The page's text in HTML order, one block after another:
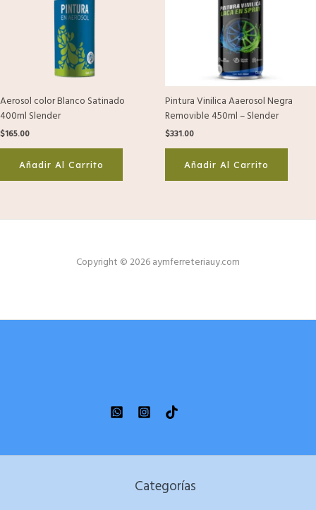
Aerosol color Blanco Satinado
400ml Slender
$165.00
Añadir Al Carrito
Pintura Vinilica Aaerosol Negra
Removible 450ml – Slender
$331.00
Añadir Al Carrito
Copyright © 2026 aymferreteriauy.com
Categorías